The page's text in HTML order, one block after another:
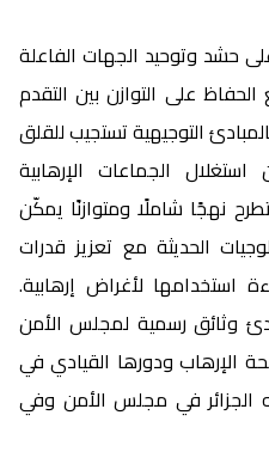
حشد وتوحيد الجهات الفاعلة
على التوازن بين التقدم
التوجيهية تستجيب للقلق
الجماعات الإرهابية
نهجًا شاملًا ومتوازنًا يمكّن
الحديثة مع تعزيز قدرات
استخدامها لأغراض إرهابية.
وثائق رسمية لمجلس الأمن
الإرهاب ودورها القيادي في
الجزائر في مجلس الأمن وفي